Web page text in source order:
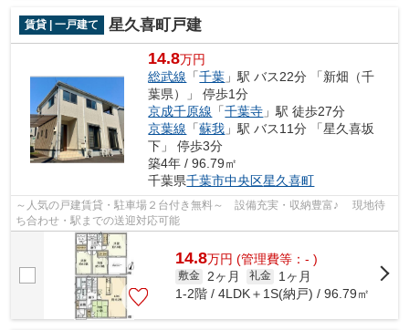
賃貸 | 一戸建て 星久喜町戸建
14.8万円
総武線 「千葉 」駅 バス22分 「新畑（千
葉県）」 停歩1分
京成千原線 「千葉寺 」駅 徒歩27分
京葉線 「蘇我 」駅 バス11分 「星久喜坂
下」 停歩3分
築4年 / 96.79㎡
千葉県千葉市中央区星久喜町
～人気の戸建賃貸・駐車場２台付き無料～ 設備充実・収納豊富♪ 現地待
ち合わせ・駅までの送迎対応可能
14.8万円 (管理費等：- )
敷金 2ヶ月 礼金
1ヶ月
1-2階 / 4LDK＋1S(納戸) / 96.79㎡